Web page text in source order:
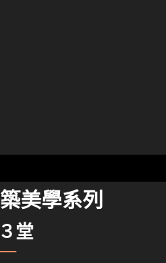
美學系列
堂